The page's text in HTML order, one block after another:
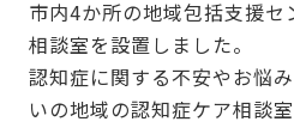
市内4か所の地域包括支援
相談室を設置しました。
認知症に関する不安やお悩
いの地域の認知症ケア相談